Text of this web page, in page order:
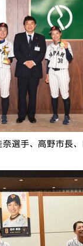
奈選手、高野市長